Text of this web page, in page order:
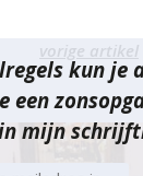
kun je
een
mijn
vorige artikel